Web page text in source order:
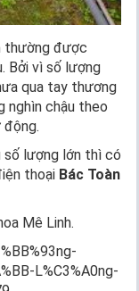
thường được
Bởi vì số lượng
qua tay thương
nghìn chậu theo
số lượng lớn thì có
thoại Bác Toàn
Mê Linh.
L%C3%A0ng-